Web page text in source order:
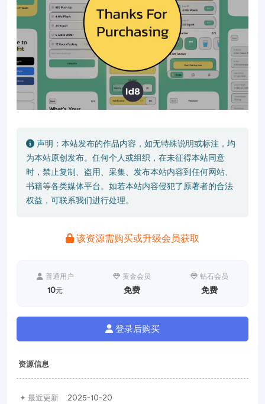
声明：本站发布的作品内容，如无特殊说明或标注，均
为本站原创发布。任何个人或组织，在未征得本站同意
时，禁止复制、盗用、采集、发布本站内容到任何网站、
书籍等各类媒体平台。如若本站内容侵犯了原著者的合法
权益，可联系我们进行处理。
该资源需购买或升级会员获取
普通用户
10元
黄金会员
免费
钻石会员
免费
登录后购买
资源信息
✦ 最近更新 2025-10-20